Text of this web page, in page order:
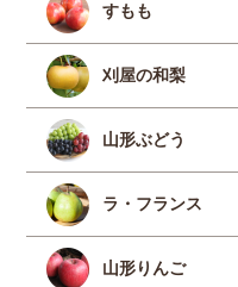
すもも
刈屋の和梨
山形ぶどう
ラ・フランス
山形りんご